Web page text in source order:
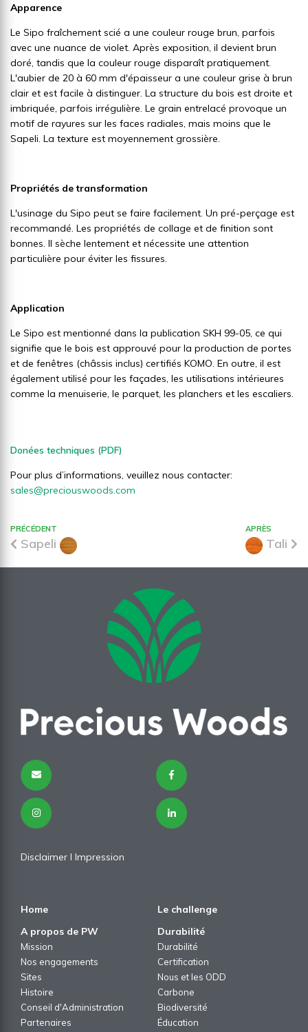
Apparence
Le Sipo fraîchement scié a une couleur rouge brun, parfois
avec une nuance de violet. Après exposition, il devient brun
doré, tandis que la couleur rouge disparaît pratiquement.
L'aubier de 20 à 60 mm d'épaisseur a une couleur grise à brun
clair et est facile à distinguer. La structure du bois est droite et
imbriquée, parfois irrégulière. Le grain entrelacé provoque un
motif de rayures sur les faces radiales, mais moins que le
Sapeli. La texture est moyennement grossière.
Propriétés de transformation
L'usinage du Sipo peut se faire facilement. Un pré-perçage est
recommandé. Les propriétés de collage et de finition sont
bonnes. Il sèche lentement et nécessite une attention
particulière pour éviter les fissures.
Application
Le Sipo est mentionné dans la publication SKH 99-05, ce qui
signifie que le bois est approuvé pour la production de portes
et de fenêtres (châssis inclus) certifiés KOMO. En outre, il est
également utilisé pour les façades, les utilisations intérieures
comme la menuiserie, le parquet, les planchers et les escaliers.
Donées techniques (PDF)
Pour plus d’informations, veuillez nous contacter:
sales@preciouswoods.com
PRÉCÉDENT
Sapeli
APRÈS
Tali
Disclaimer I Impression
Home
Le challenge
A propos de PW
Mission
Nos engagements
Sites
Histoire
Conseil d'Administration
Partenaires
Durabilité
Durabilité
Certification
Nous et les ODD
Carbone
Biodiversité
Éducation